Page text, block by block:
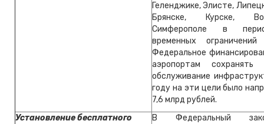
Геленджике, Элисте,
Брянске, Курске,
Симферополе в
временных
Федеральное
аэропортам
обслуживание
году на эти цели было
7,6 млрд рублей.
Установление бесплатного
В Федеральный